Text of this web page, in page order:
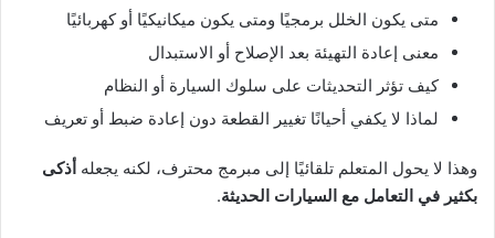
متى يكون الخلل برمجيًا ومتى يكون ميكانيكيًا أو كهربائيًا
معنى إعادة التهيئة بعد الإصلاح أو الاستبدال
كيف تؤثر التحديثات على سلوك السيارة أو النظام
لماذا لا يكفي أحيانًا تغيير القطعة دون إعادة ضبط أو تعريف
وهذا لا يحول المتعلم تلقائيًا إلى مبرمج محترف، لكنه يجعله أذكى
بكثير في التعامل مع السيارات الحديثة.